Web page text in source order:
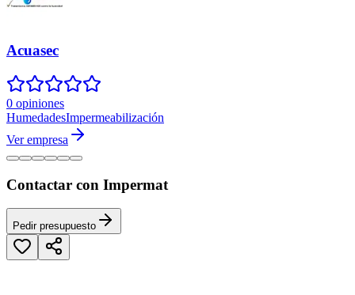
Acuasec
0 opiniones
HumedadesImpermeabilización
Ver empresa
Contactar con Impermat
Pedir presupuesto